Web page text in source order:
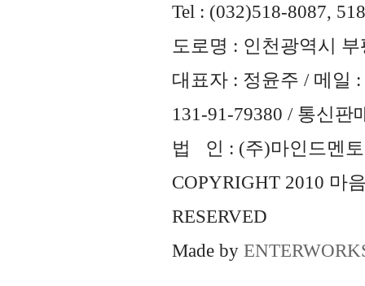
Tel : (032)518-8087,
도로명 : 인천광역시
대표자 : 정윤주 / 메일 :
131-91-79380 / 통신판
법 인 : (주)마인드멘토
COPYRIGHT 2010 마
RESERVED
Made by